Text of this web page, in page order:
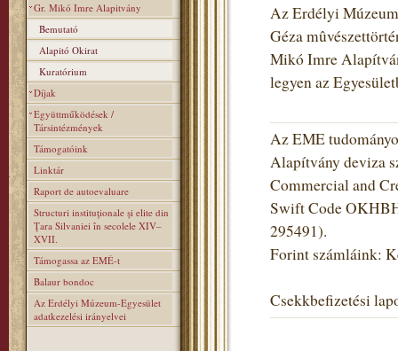
Gr. Mikó Imre Alapitvány
Bemutató
Alapitó Okirat
Kuratórium
Díjak
Együttműködések /
Társintézmények
Támogatóink
Linktár
Raport de autoevaluare
Structuri instituţionale şi elite din
Ţara Silvaniei în secolele XIV–
XVII.
Támogassa az EMÉ-t
Balaur bondoc
Az Erdélyi Múzeum-Egyesület
adatkezelési irányelvei
Az Erdélyi
Géza
Mikó Imre
legyen az
Az EME
Alapítvány deviza
Commercial and
Swift Code
295491).
Forint számláink:
Csekkbefizetési